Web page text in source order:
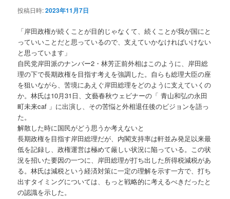
投稿日時:2023年11月7日
「岸田政権が続くことが目的じゃなくて、続くことが我が国にと
っていいことだと思っているので、支えていかなければいけない
と思っています」
自民党岸田派のナンバー2・林芳正前外相はこのように、岸田総
理の下で長期政権を目指す考えを強調した。自らも総理大臣の座
を狙いながら、苦境にあえぐ岸田総理をどのように支えていくの
か。林氏は10月31日、文藝春秋ウェビナーの「 青山和弘の永田
町未来caf 」に出演し、その苦悩と外相退任後のビジョンを語っ
た。
解散した時に国民がどう思うか考えないと
長期政権を目指す岸田総理だが、内閣支持率は軒並み発足以来最
低を記録し、政権運営は極めて厳しい状況に陥っている。この状
況を招いた要因の一つに、岸田総理が打ち出した所得税減税があ
る。林氏は減税という経済対策に一定の理解を示す一方で、打ち
出すタイミングについては、もっと戦略的に考えるべきだったと
の認識を示した。